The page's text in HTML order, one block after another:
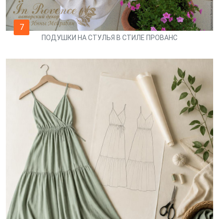
7
ПОДУШКИ НА СТУЛЬЯ В СТИЛЕ ПРОВАНС